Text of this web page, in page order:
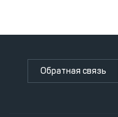
Обратная связь